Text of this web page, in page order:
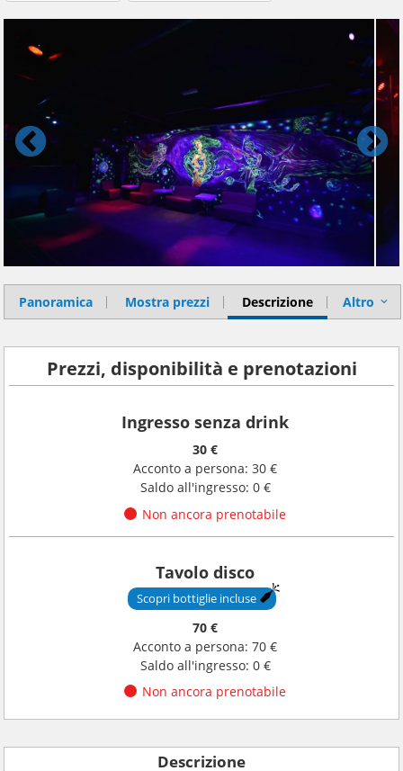
Panoramica Mostra prezzi Descrizione Altro
Prezzi, disponibilità e prenotazioni
Ingresso senza drink
30 €
Acconto a persona: 30 €
Saldo all'ingresso: 0 €
Non ancora prenotabile
Tavolo disco
Scopri bottiglie incluse
70 €
Acconto a persona: 70 €
Saldo all'ingresso: 0 €
Non ancora prenotabile
Descrizione